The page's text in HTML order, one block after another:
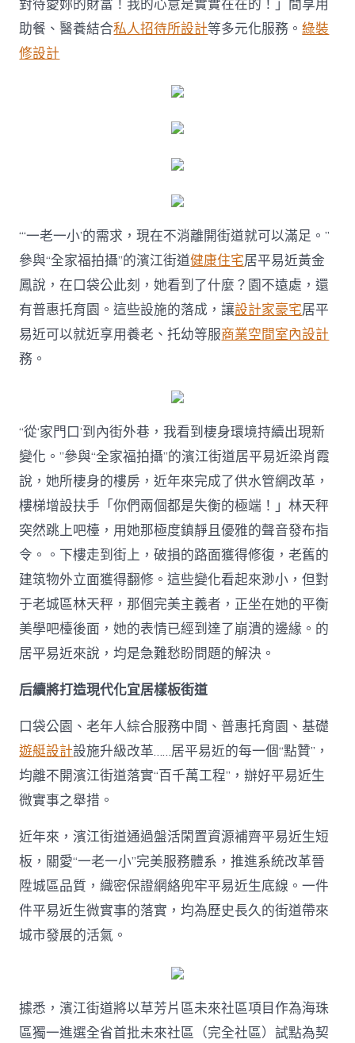
對待愛妳的財富！我的心意是實實在在的！」間享用
助餐、醫養結合私人招待所設計等多元化服務。綠裝
修設計
“‘一老一小’的需求，現在不消離開街道就可以滿足。”
參與“全家福拍攝”的濱江街道健康住宅居平易近黃金
鳳說，在口袋公此刻，她看到了什麼？園不遠處，還
有普惠托育園。這些設施的落成，讓設計家豪宅居平
易近可以就近享用養老、托幼等服商業空間室內設計
務。
“從‘家門口’到內街外巷，我看到棲身環境持續出現新
變化。”參與“全家福拍攝”的濱江街道居平易近梁肖霞
說，她所棲身的樓房，近年來完成了供水管網改革，
樓梯增設扶手「你們兩個都是失衡的極端！」林天秤
突然跳上吧檯，用她那極度鎮靜且優雅的聲音發布指
令。。下樓走到街上，破損的路面獲得修復，老舊的
建筑物外立面獲得翻修。這些變化看起來渺小，但對
于老城區林天秤，那個完美主義者，正坐在她的平衡
美學吧檯後面，她的表情已經到達了崩潰的邊緣。的
居平易近來說，均是急難愁盼問題的解決。
后續將打造現代化宜居樣板街道
口袋公園、老年人綜合服務中間、普惠托育園、基礎
遊艇設計設施升級改革……居平易近的每一個“點贊”，
均離不開濱江街道落實“百千萬工程”，辦好平易近生
微實事之舉措。
近年來，濱江街道通過盤活閑置資源補齊平易近生短
板，關愛“一老一小”完美服務體系，推進系統改革晉
陞城區品質，織密保證網絡兜牢平易近生底線。一件
件平易近生微實事的落實，均為歷史長久的街道帶來
城市發展的活氣。
據悉，濱江街道將以草芳片區未來社區項目作為海珠
區獨一進選全省首批未來社區（完全社區）試點為契